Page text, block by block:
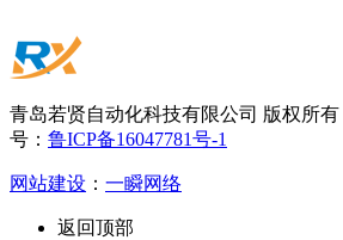
青岛若贤自动化科技有限公司 版权所有
号： 鲁ICP备16047781号-1
网站建设 ： 一瞬网络
返回顶部